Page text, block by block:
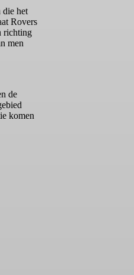
die het
Rovers
richting
men
de
komen